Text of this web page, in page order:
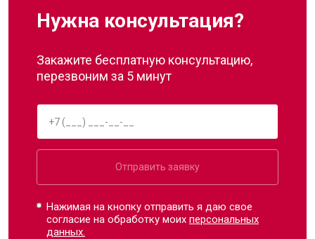
Нужна консультация?
Закажите бесплатную консультацию,
перезвоним за 5 минут
Отправить заявку
Нажимая на кнопку отправить я даю свое
согласие на обработку моихперсональных
данных.